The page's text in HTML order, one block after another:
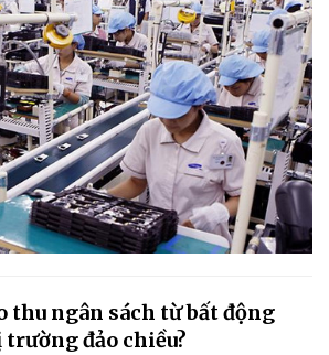
thu ngân sách từ bất động
đảo chiều?